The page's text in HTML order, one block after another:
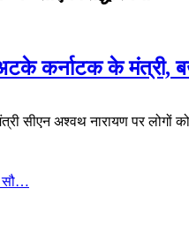
कर्नाटक के मंत्री,
सीएन अश्वथ नारायण पर
सौ…